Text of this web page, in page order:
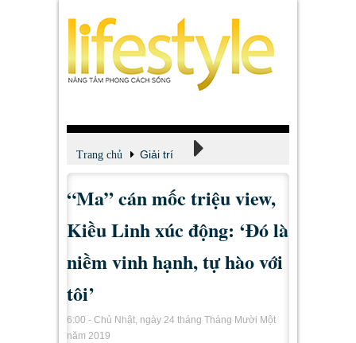
Trang chủ Giải trí
Xem - Nghe - Đọc
“Ma” cán mốc triệu view,
Kiều Linh xúc động: ‘Đó là
niềm vinh hạnh, tự hào với
tôi’
6:00 - Chủ Nhật, ngày 24 tháng Tháng Mười Một
năm 2019